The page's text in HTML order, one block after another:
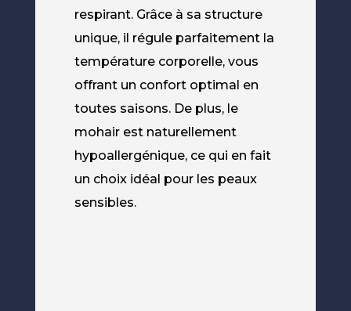
respirant. Grâce à sa structure
unique, il régule parfaitement la
température corporelle, vous
offrant un confort optimal en
toutes saisons. De plus, le
mohair est naturellement
hypoallergénique, ce qui en fait
un choix idéal pour les peaux
sensibles.